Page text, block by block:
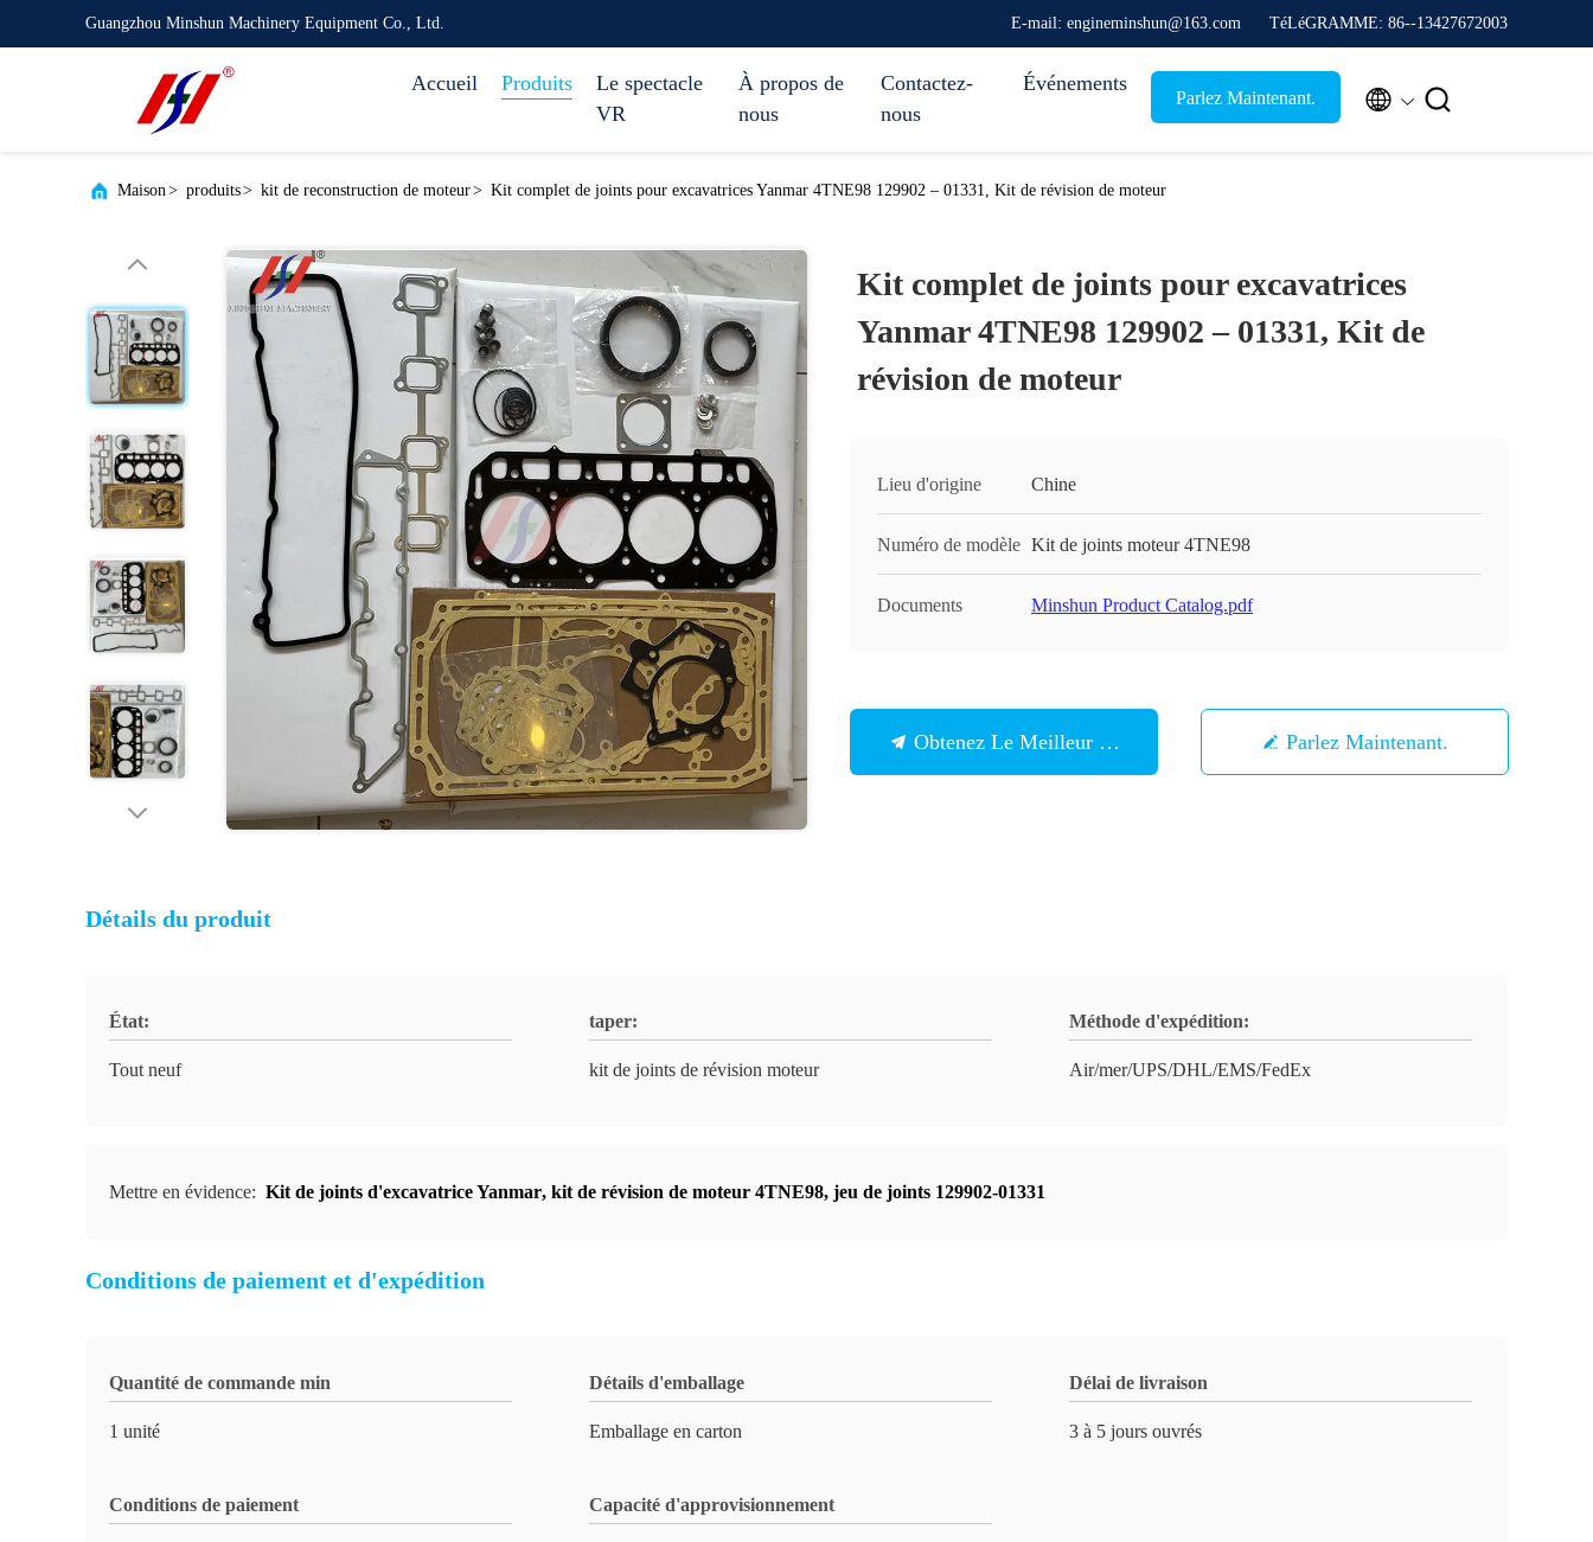
Guangzhou Minshun Machinery Equipment Co., Ltd. E-mail: engineminshun@163.com TéLéGRAMME: 86--13427672003
Accueil Produits
Le spectacle
VR
À propos de
nous
Contactez-
nous
Événements
Parlez Maintenant.  
Maison> produits> kit de reconstruction de moteur> Kit complet de joints pour excavatrices Yanmar 4TNE98 129902 – 01331, Kit de révision de moteur
Kit complet de joints pour excavatrices
Yanmar 4TNE98 129902 – 01331, Kit de
révision de moteur
Lieu d'origine Chine
Numéro de modèle Kit de joints moteur 4TNE98
Documents Minshun Product Catalog.pdf
Obtenez Le Meilleur Prix Parlez Maintenant.
Détails du produit
État:
Tout neuf
taper:
kit de joints de révision moteur
Méthode d'expédition:
Air/mer/UPS/DHL/EMS/FedEx
Mettre en évidence: Kit de joints d'excavatrice Yanmar, kit de révision de moteur 4TNE98, jeu de joints 129902-01331
Conditions de paiement et d'expédition
Quantité de commande min
1 unité
Détails d'emballage
Emballage en carton
Délai de livraison
3 à 5 jours ouvrés
Conditions de paiement Capacité d'approvisionnement